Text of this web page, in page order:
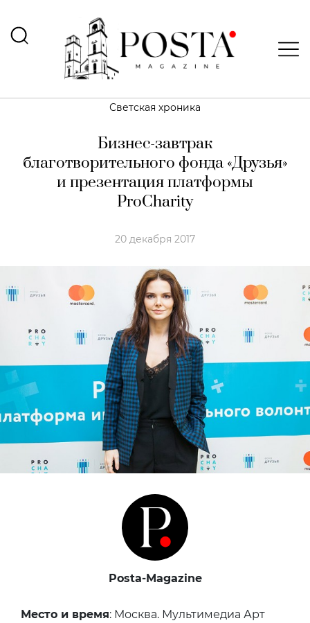
Светская хроника
Бизнес-завтрак
благотворительного фонда «Друзья»
и презентация платформы
ProCharity
20 декабря 2017
Posta-Magazine
Место и время: Москва. Мультимедиа Арт